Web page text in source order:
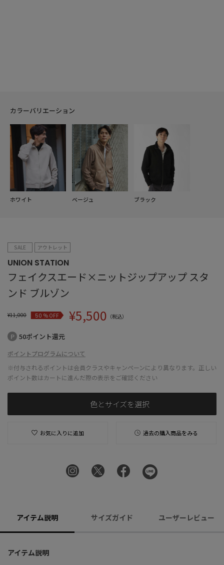
カラーバリエーション
ホワイト ベージュ ブラック
SALE アウトレット
UNION STATION
フェイクスエード×ニットジップアップ スタ
ンド ブルゾン
¥11,000 50% OFF ¥5,500 （税込）
50ポイント還元
ポイントプログラムについて
※付与されるポイントは会員クラスやキャンペーンにより異なります。正しい
ポイント数はカートに進んだ際の表示をご確認ください
色とサイズを選択
お気に入りに追加 過去の購入商品をみる
アイテム説明 サイズガイド ユーザーレビュー
アイテム説明